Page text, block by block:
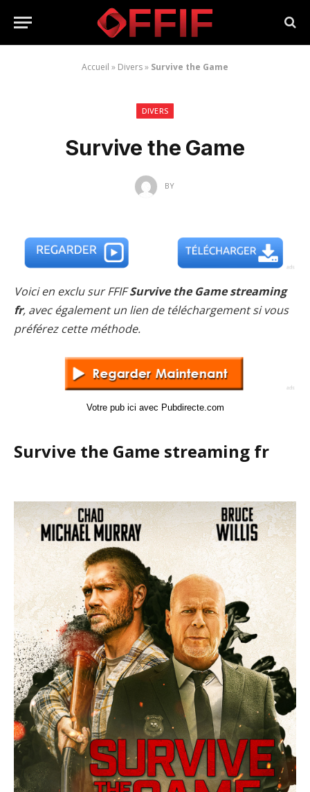
Accueil » Divers» Survive the Game
DIVERS
Survive the Game
BY
Voici en exclu sur FFIFSurvive the Game streaming
fr, avec également un lien de téléchargement si vous
préférez cette méthode.
Votre pub ici avec Pubdirecte.com
Survive the Game streaming fr